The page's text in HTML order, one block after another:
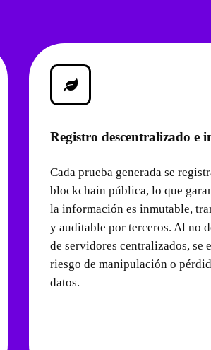
Registro descentralizado e
Cada prueba generada se
blockchain pública, lo que
la información es inmutable,
y auditable por terceros. Al no
de servidores centralizados, se
riesgo de manipulación o
datos.